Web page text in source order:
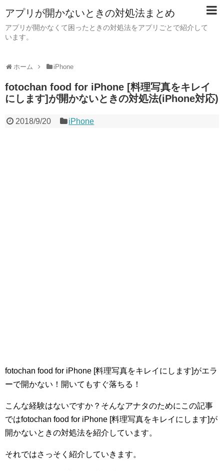
アプリが開かないときの対処法まとめ
アプリが開かなくて困ったときの対処法をアプリごとで紹介して
います。
ホーム iPhone
fotochan food for iPhone [料理写真をキレイ
にします]が開かないときの対処法(iPhone対応)
2018/9/20 iPhone
fotochan food for iPhone [料理写真をキレイにします]がエラ
ーで開かない！開いてもすぐ落ちる！
こんな経験はないですか？そんなアナタのためにこの記事
ではfotochan food for iPhone [料理写真をキレイにします]が
開かないときの対処法を紹介しています。
それではさっそく紹介していきます。